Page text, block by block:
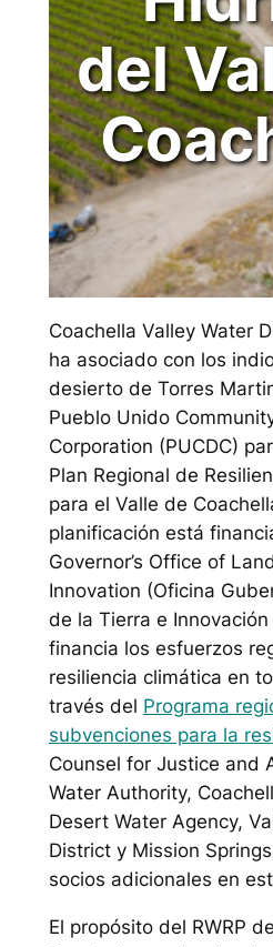
del
Coachella Valley Water
ha asociado con los
desierto de Torres
Pueblo Unido
Corporation (PUCDC)
Plan Regional de
para el Valle de
planificación está
Governor’s Office of
Innovation (Oficina
de la Tierra e
financia los esfuerzos
resiliencia climática en
través del Programa
subvenciones para la
Counsel for Justice and
Water Authority,
Desert Water Agency,
District y Mission
socios adicionales en
El propósito del RWRP